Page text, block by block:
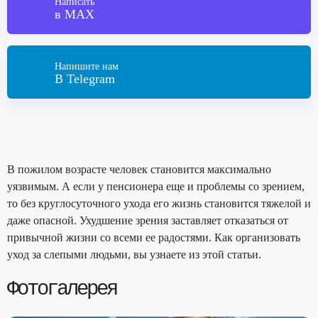
в MAX
Напишите нам
В Telegram
В пожилом возрасте человек становится максимально
уязвимым. А если у пенсионера еще и проблемы со зрением,
то без круглосуточного ухода его жизнь становится тяжелой и
даже опасной. Ухудшение зрения заставляет отказаться от
привычной жизни со всеми ее радостями. Как организовать
уход за слепыми людьми, вы узнаете из этой статьи.
Фотогалерея